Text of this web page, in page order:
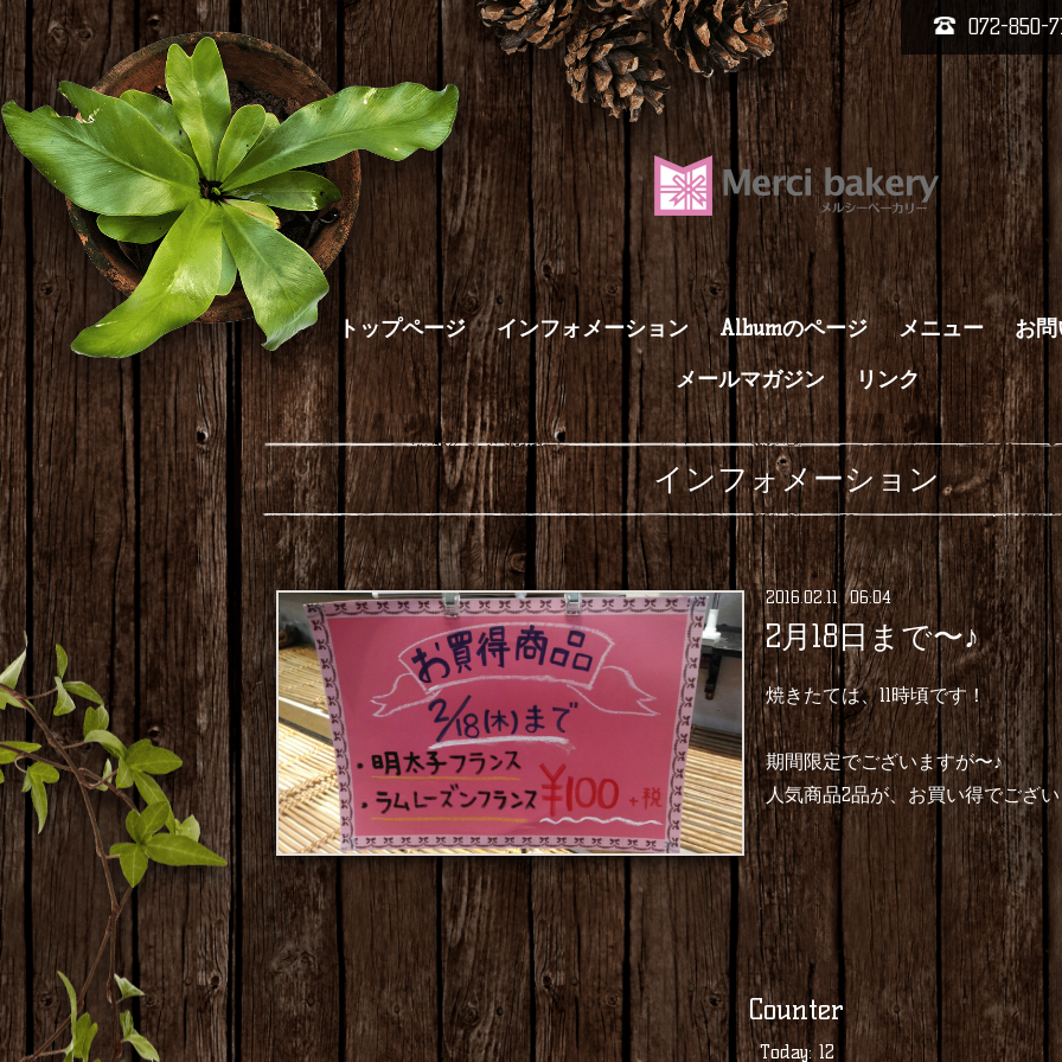
072-850-
トップページ インフォメーション Albumのページ メニュー
お
メールマガジン
リンク
インフォメーション
2016.02.11 06:04
2月18日まで〜♪
焼きたては、11時頃です！
期間限定でございますが〜♪
人気商品2品が、お買い得でござ
Counter
Today:12